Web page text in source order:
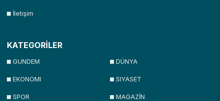
İletişim
KATEGORİLER
GUNDEM DÜNYA
EKONOMI SIYASET
SPOR MAGAZİN